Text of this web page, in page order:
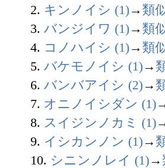
2. キンノイシ (1)→ 類
3. バンジイワ (1)→ 類
4. コノハイシ (1)→ 類
5. バケモノイシ (1)→
6. バンバアイシ (2)→
7. オニノイシダン (1)
8. スイジンノカミ (1)
9. イシカンノン (1)→
10. シニンノレイ (1)→